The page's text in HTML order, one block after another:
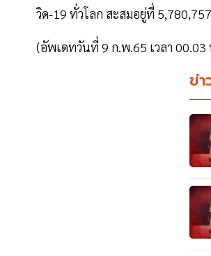
วิด-19 ทั่วโลก สะสมอยู่ที่
(อัพเดทวันที่ 9 ก.พ.65 เวลา 00.03
ข่